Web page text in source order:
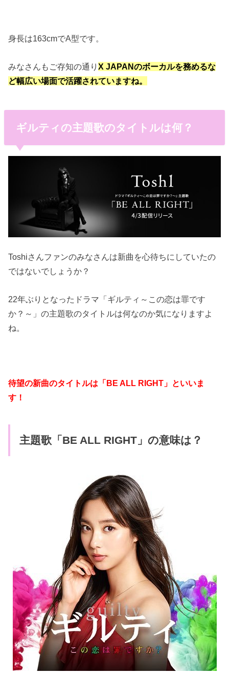
身長は163cmでA型です。
みなさんもご存知の通りX JAPANのボーカルを務めるな
ど幅広い場面で活躍されていますね。
ギルティの主題歌のタイトルは何？
Toshiさんファンのみなさんは新曲を心待ちにしていたの
ではないでしょうか？
22年ぶりとなったドラマ「ギルティ～この恋は罪です
か？～」の主題歌のタイトルは何なのか気になりますよ
ね。
待望の新曲のタイトルは「BE ALL RIGHT」といいま
す！
主題歌「BE ALL RIGHT」の意味は？